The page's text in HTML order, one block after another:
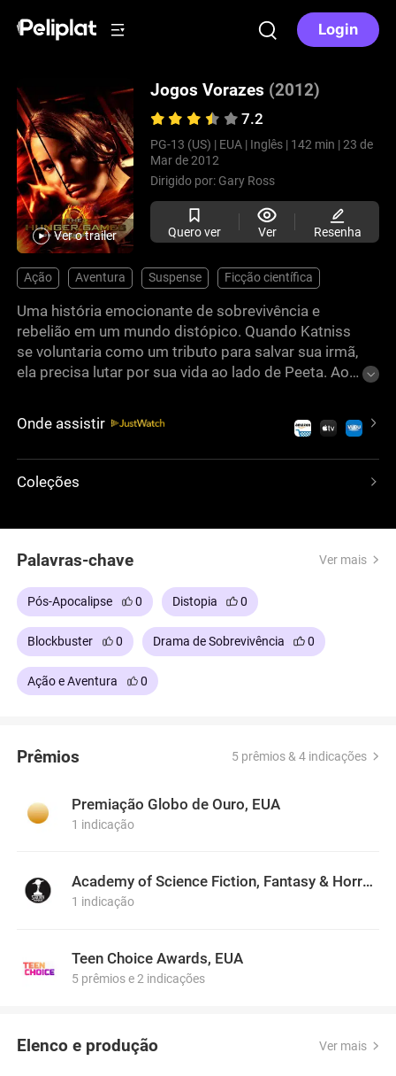
Login
Ver o trailer
Jogos Vorazes (2012)
7.2
PG-13 (US) | EUA | Inglês | 142 min | 23 de
Mar de 2012
Dirigido por: Gary Ross
Quero ver Ver Resenha
Ação Aventura Suspense Ficção científica
Uma história emocionante de sobrevivência e
rebelião em um mundo distópico. Quando Katniss
se voluntaria como um tributo para salvar sua irmã,
ela precisa lutar por sua vida ao lado de Peeta. Ao
sentimentos crescentes um pelo outro, eles se
tornam símbolos de esperança para os distritos
e instigante que deixa uma impressão duradoura.
Onde assistir
Coleções
Palavras-chave Ver mais
Pós-Apocalipse 0 Distopia 0
Blockbuster 0 Drama de Sobrevivência 0
Ação e Aventura 0
Prêmios 5 prêmios & 4 indicações
Premiação Globo de Ouro, EUA
1 indicação
Academy of Science Fiction, Fantasy & Horror Films, USA
1 indicação
Teen Choice Awards, EUA
5 prêmios e 2 indicações
Elenco e produção Ver mais